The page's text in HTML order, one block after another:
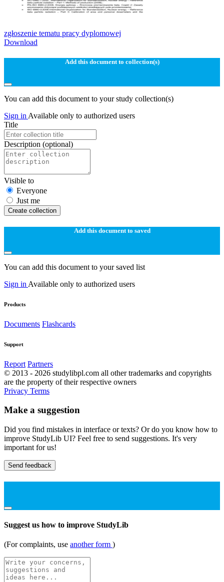
zgłoszenie tematu pracy dyplomowej
Download
Add this document to collection(s)
You can add this document to your study collection(s)
Sign in Available only to authorized users
Title
Description (optional)
Visible to
Everyone
Just me
Create collection
Add this document to saved
You can add this document to your saved list
Sign in Available only to authorized users
Products
Documents Flashcards
Support
Report Partners
© 2013 - 2026 studylibpl.com all other trademarks and copyrights
are the property of their respective owners
Privacy Terms
Make a suggestion
Did you find mistakes in interface or texts? Or do you know how to
improve StudyLib UI? Feel free to send suggestions. It's very
important for us!
Send feedback
Suggest us how to improve StudyLib
(For complaints, use another form )